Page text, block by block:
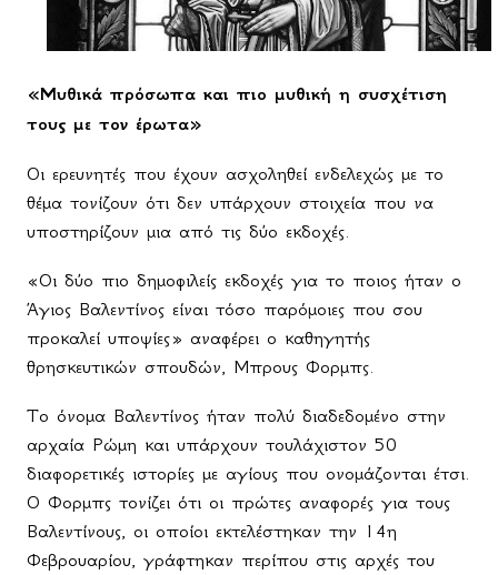
«Μυθικά πρόσωπα και πιο μυθική η συσχέτιση
τους με τον έρωτα»
Οι ερευνητές που έχουν ασχοληθεί ενδελεχώς με το
θέμα τονίζουν ότι δεν υπάρχουν στοιχεία που να
υποστηρίζουν μια από τις δύο εκδοχές.
«Οι δύο πιο δημοφιλείς εκδοχές για το ποιος ήταν ο
Άγιος Βαλεντίνος είναι τόσο παρόμοιες που σου
προκαλεί υποψίες» αναφέρει ο καθηγητής
θρησκευτικών σπουδών, Μπρους Φορμπς.
Το όνομα Βαλεντίνος ήταν πολύ διαδεδομένο στην
αρχαία Ρώμη και υπάρχουν τουλάχιστον 50
διαφορετικές ιστορίες με αγίους που ονομάζονται έτσι.
Ο Φορμπς τονίζει ότι οι πρώτες αναφορές για τους
Βαλεντίνους, οι οποίοι εκτελέστηκαν την 14η
Φεβρουαρίου, γράφτηκαν περίπου στις αρχές του